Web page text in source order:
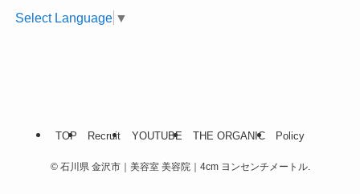
Select Language ▼
TOP Recruit YOUTUBE THE ORGANIC Policy
©石川県 金沢市｜美容室 美容院｜4cm ヨンセンチメートル.